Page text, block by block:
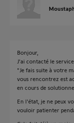
Bonjour,
J'ai contacté le
"Je fais suite à votre
vous rencontrez est
en cours de
En l'état, je ne peux
vouloir patienter